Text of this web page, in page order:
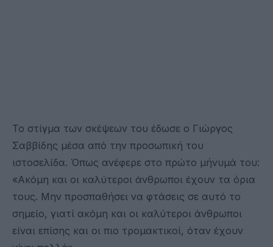
Το στίγμα των σκέψεων του έδωσε ο Γιώργος
Σαββίδης μέσα από την προσωπική του
ιστοσελίδα. Όπως ανέφερε στο πρώτο μήνυμά του:
«Ακόμη και οι καλύτεροι άνθρωποι έχουν τα όρια
τους. Μην προσπαθήσει να φτάσεις σε αυτό το
σημείο, γιατί ακόμη και οι καλύτεροι άνθρωποι
είναι επίσης και οι πιο τρομακτικοί, όταν έχουν